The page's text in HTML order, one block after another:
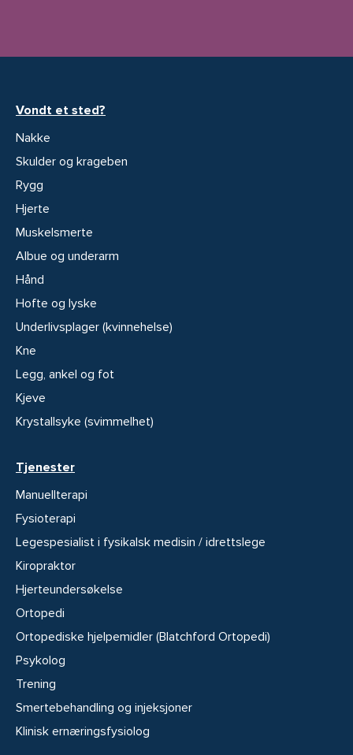
Vondt et sted?
Nakke
Skulder og krageben
Rygg
Hjerte
Muskelsmerte
Albue og underarm
Hånd
Hofte og lyske
Underlivsplager (kvinnehelse)
Kne
Legg, ankel og fot
Kjeve
Krystallsyke (svimmelhet)
Tjenester
Manuellterapi
Fysioterapi
Legespesialist i fysikalsk medisin / idrettslege
Kiropraktor
Hjerteundersøkelse
Ortopedi
Ortopediske hjelpemidler (Blatchford Ortopedi)
Psykolog
Trening
Smertebehandling og injeksjoner
Klinisk ernæringsfysiolog